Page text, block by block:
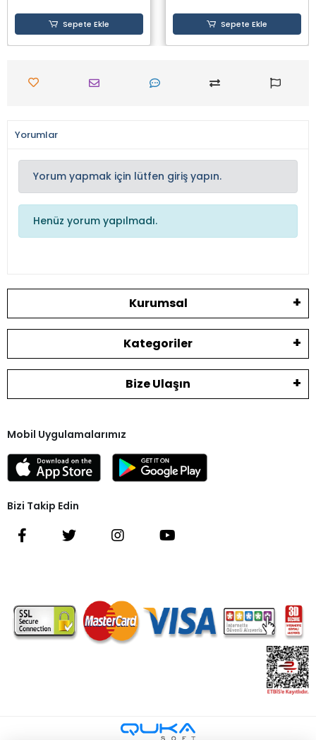
Sepete Ekle Sepete Ekle
Yorumlar
Yorum yapmak için lütfen giriş yapın.
Henüz yorum yapılmadı.
Kurumsal
Kategoriler
Bize Ulaşın
Mobil Uygulamalarımız
Bizi Takip Edin